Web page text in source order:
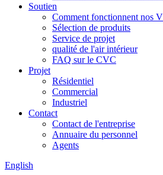
Soutien
Comment fonctionnent nos
Sélection de produits
Service de projet
qualité de l'air intérieur
FAQ sur le CVC
Projet
Résidentiel
Commercial
Industriel
Contact
Contact de l'entreprise
Annuaire du personnel
Agents
English